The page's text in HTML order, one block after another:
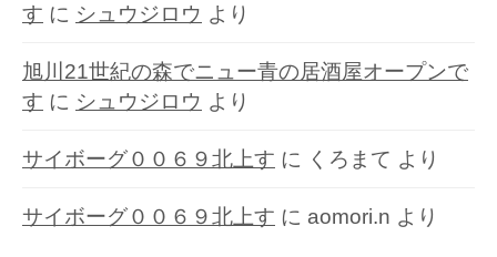
す に シュウジロウ より
旭川21世紀の森でニュー青の居酒屋オープンで
す に シュウジロウ より
サイボーグ００６９北上す に くろまて より
サイボーグ００６９北上す に aomori.n より